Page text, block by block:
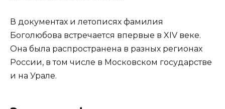
В документах и летописях фамилия
Боголюбова встречается впервые в XIV веке.
Она была распространена в разных регионах
России, в том числе в Московском государстве
и на Урале.